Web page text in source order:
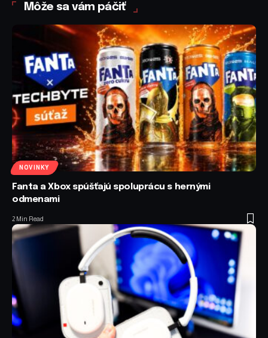
Môže sa vám páčiť
NOVINKY
Fanta a Xbox spúšťajú spoluprácu s hernými
odmenami
2 Min Read